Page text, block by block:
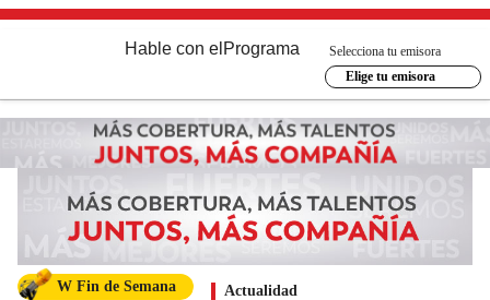
Hable con el Programa
Selecciona tu emisora
Elige tu emisora
W Fin de Semana Actualidad